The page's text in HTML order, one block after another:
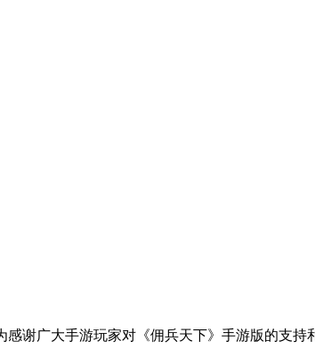
谢广大手游玩家对《佣兵天下》手游版的支持